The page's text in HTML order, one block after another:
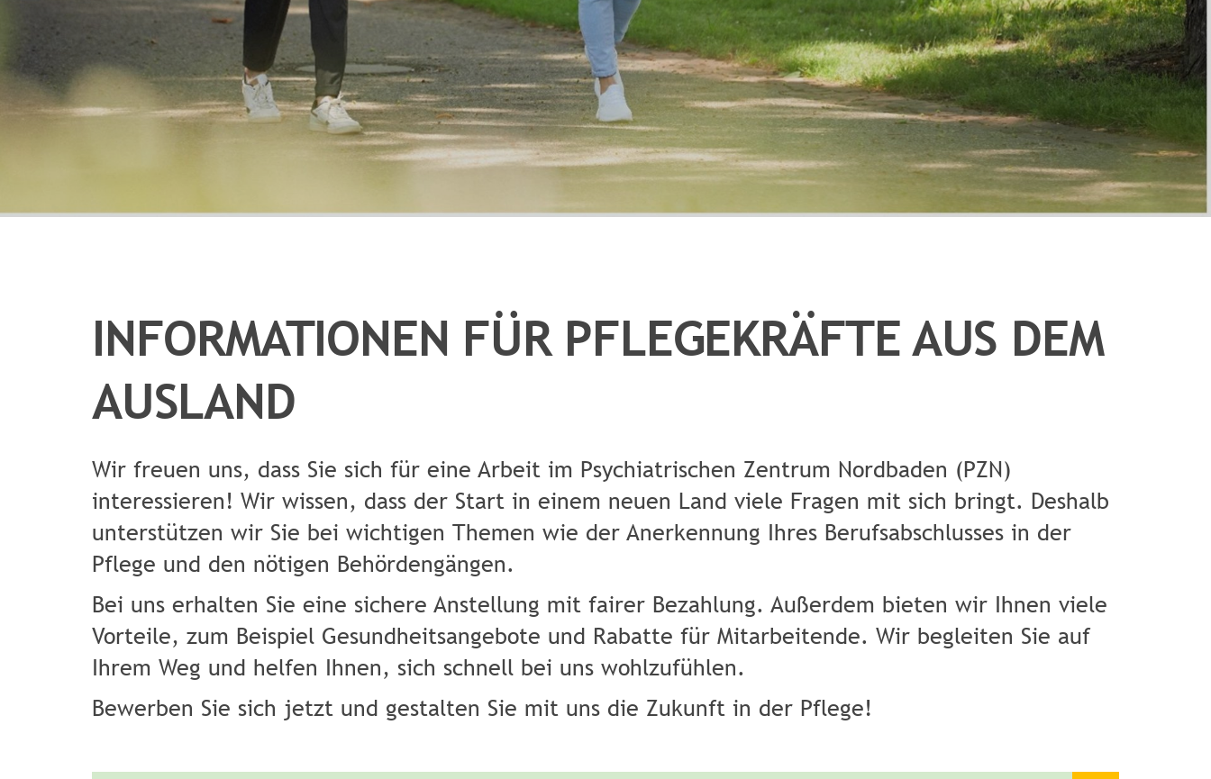
INFORMATIONEN FÜR PFLEGEKRÄFTE AUS DEM
AUSLAND
Wir freuen uns, dass Sie sich für eine Arbeit im Psychiatrischen Zentrum Nordbaden (PZN)
interessieren! Wir wissen, dass der Start in einem neuen Land viele Fragen mit sich bringt. Deshalb
unterstützen wir Sie bei wichtigen Themen wie der Anerkennung Ihres Berufsabschlusses in der
Pflege und den nötigen Behördengängen.
Bei uns erhalten Sie eine sichere Anstellung mit fairer Bezahlung. Außerdem bieten wir Ihnen viele
Vorteile, zum Beispiel Gesundheitsangebote und Rabatte für Mitarbeitende. Wir begleiten Sie auf
Ihrem Weg und helfen Ihnen, sich schnell bei uns wohlzufühlen.
Bewerben Sie sich jetzt und gestalten Sie mit uns die Zukunft in der Pflege!